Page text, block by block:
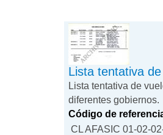
Lista tentativa
Lista tentativa de
diferentes gobiernos.
Código de
CL AFASIC 01-02-